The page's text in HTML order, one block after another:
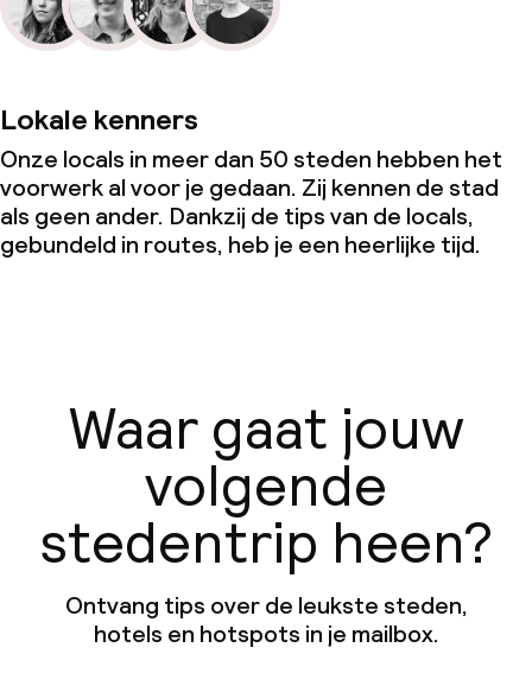
Lokale kenners
Onze locals in meer dan 50 steden hebben het
voorwerk al voor je gedaan. Zij kennen de stad
als geen ander. Dankzij de tips van de locals,
gebundeld in routes, heb je een heerlijke tijd.
Waar gaat jouw
volgende
stedentrip heen?
Ontvang tips over de leukste steden,
hotels en hotspots in je mailbox.